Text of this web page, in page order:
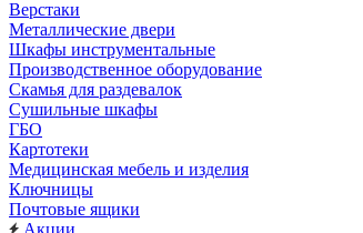
Верстаки
Металлические двери
Шкафы инструментальные
Производственное оборудование
Скамья для раздевалок
Сушильные шкафы
ГБО
Картотеки
Медицинская мебель и изделия
Ключницы
Почтовые ящики
Акции